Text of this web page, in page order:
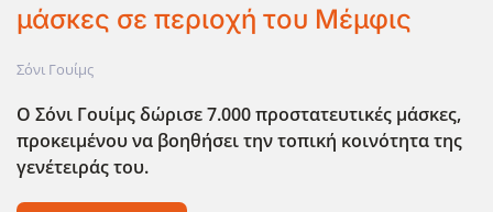
μάσκες σε περιοχή του Μέμφις
Σόνι Γουίμς
Ο Σόνι Γουίμς δώρισε 7.000 προστατευτικές μάσκες,
προκειμένου να βοηθήσει την τοπική κοινότητα της
γενέτειράς του.